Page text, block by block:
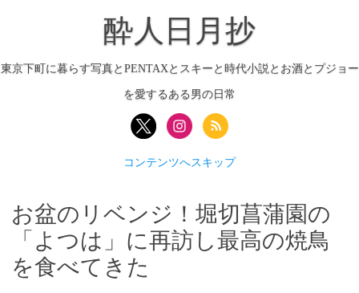
酔人日月抄
東京下町に暮らす写真とPENTAXとスキーと時代小説とお酒とプジョー
を愛するある男の日常
コンテンツへスキップ
お盆のリベンジ！堀切菖蒲園の
「よつは」に再訪し最高の焼鳥
を食べてきた